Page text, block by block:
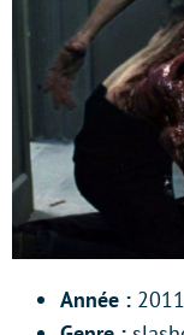
Année : 2011